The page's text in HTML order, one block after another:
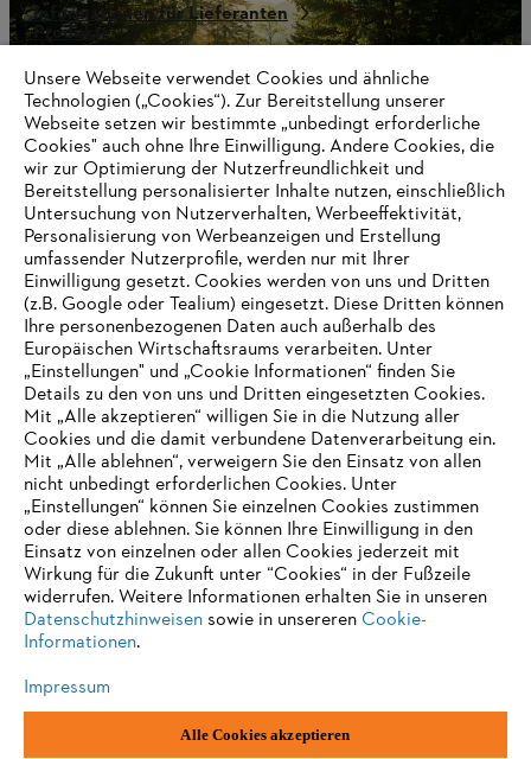
Informationen für Lieferanten
Produkte
Kontakt
Karriere
Hinweisgebersystem
AUSZEICHNUNGEN
Cookie Informationen
Unsere Webseite verwendet Cookies und ähnliche
Technologien („Cookies“). Zur Bereitstellung unserer
Webseite setzen wir bestimmte „unbedingt erforderliche
Cookies" auch ohne Ihre Einwilligung. Andere Cookies, die
wir zur Optimierung der Nutzerfreundlichkeit und
Bereitstellung personalisierter Inhalte nutzen, einschließlich
Untersuchung von Nutzerverhalten, Werbeeffektivität,
Personalisierung von Werbeanzeigen und Erstellung
umfassender Nutzerprofile, werden nur mit Ihrer
Einwilligung gesetzt. Cookies werden von uns und Dritten
(z.B. Google oder Tealium) eingesetzt. Diese Dritten können
Ihre personenbezogenen Daten auch außerhalb des
Europäischen Wirtschaftsraums verarbeiten. Unter
„Einstellungen" und „Cookie Informationen“ finden Sie
Details zu den von uns und Dritten eingesetzten Cookies.
Mit „Alle akzeptieren“ willigen Sie in die Nutzung aller
Cookies und die damit verbundene Datenverarbeitung ein.
Mit „Alle ablehnen“, verweigern Sie den Einsatz von allen
nicht unbedingt erforderlichen Cookies. Unter
„Einstellungen“ können Sie einzelnen Cookies zustimmen
oder diese ablehnen. Sie können Ihre Einwilligung in den
Einsatz von einzelnen oder allen Cookies jederzeit mit
Wirkung für die Zukunft unter “Cookies“ in der Fußzeile
widerrufen. Weitere Informationen erhalten Sie in unseren
Datenschutzhinweisensowie in unsereren Cookie-
Informationen.
Impressum
Alle Cookies akzeptieren